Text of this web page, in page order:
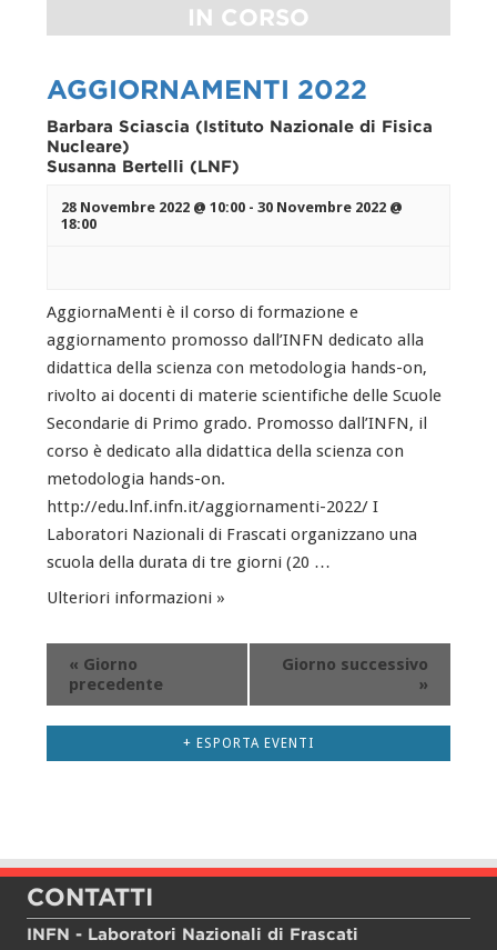
IN CORSO
AGGIORNAMENTI 2022
Barbara Sciascia (Istituto Nazionale di Fisica
Nucleare)
Susanna Bertelli (LNF)
28 Novembre 2022 @ 10:00 -30 Novembre 2022 @
18:00
AggiornaMenti è il corso di formazione e
aggiornamento promosso dall’INFN dedicato alla
didattica della scienza con metodologia hands-on,
rivolto ai docenti di materie scientifiche delle Scuole
Secondarie di Primo grado. Promosso dall’INFN, il
corso è dedicato alla didattica della scienza con
metodologia hands-on.
http://edu.lnf.infn.it/aggiornamenti-2022/ I
Laboratori Nazionali di Frascati organizzano una
scuola della durata di tre giorni (20 …
Ulteriori informazioni »
« Giorno
precedente
Giorno successivo
»
+ ESPORTA EVENTI
CONTATTI
INFN - Laboratori Nazionali di Frascati